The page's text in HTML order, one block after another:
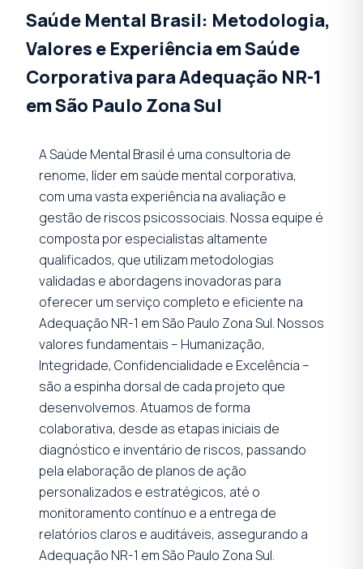
Saúde Mental Brasil: Metodologia,
Valores e Experiência em Saúde
Corporativa para Adequação NR-1
em São Paulo Zona Sul
A Saúde Mental Brasil é uma consultoria de
renome, líder em saúde mental corporativa,
com uma vasta experiência na avaliação e
gestão de riscos psicossociais. Nossa equipe é
composta por especialistas altamente
qualificados, que utilizam metodologias
validadas e abordagens inovadoras para
oferecer um serviço completo e eficiente na
Adequação NR-1 em São Paulo Zona Sul. Nossos
valores fundamentais – Humanização,
Integridade, Confidencialidade e Excelência –
são a espinha dorsal de cada projeto que
desenvolvemos. Atuamos de forma
colaborativa, desde as etapas iniciais de
diagnóstico e inventário de riscos, passando
pela elaboração de planos de ação
personalizados e estratégicos, até o
monitoramento contínuo e a entrega de
relatórios claros e auditáveis, assegurando a
Adequação NR-1 em São Paulo Zona Sul.